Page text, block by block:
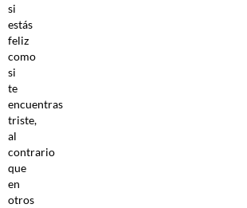
si
estás
feliz
como
si
te
encuentras
triste,
al
contrario
que
en
otros